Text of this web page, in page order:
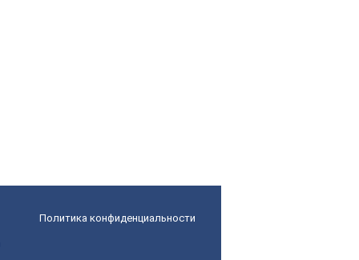
Политика конфиденциальности